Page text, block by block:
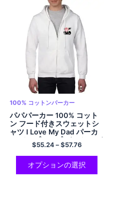
100% コットンパーカー
パパパーカー 100% コット
ン フード付きスウェットシ
ャツ I Love My Dad パーカ
ー ジップアップ パーカー パ
パ パーカー 父の日ギフト 父
の日パーカー お父さんへの
ギフト 最高のお父さんパー
カー マルチカラー
$55.24–$57.76
オプションの選択